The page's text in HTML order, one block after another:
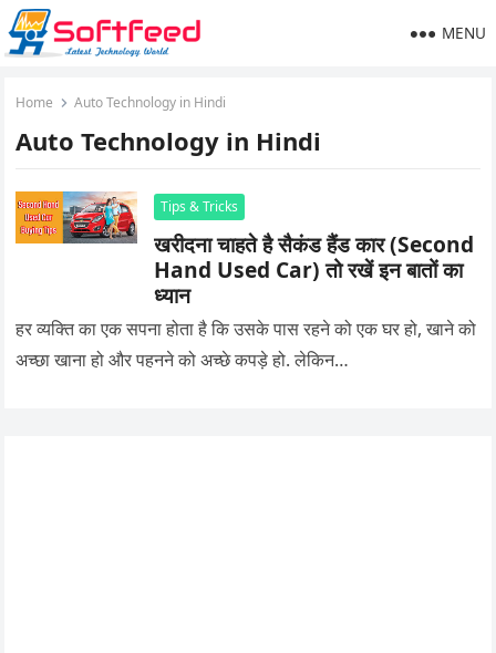
MENU
Home Auto Technology in Hindi
Auto Technology in Hindi
Tips & Tricks
खरीदना चाहते है सैकंड हैंड कार (Second
Hand Used Car) तो रखें इन बातों का
ध्यान
हर व्यक्ति का एक सपना होता है कि उसके पास रहने को एक घर हो, खाने को
अच्छा खाना हो और पहनने को अच्छे कपड़े हो. लेकिन…